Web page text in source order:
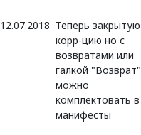
12.07.2018 Теперь закрытую
корр-цию но с
возвратами или
галкой "Возврат"
можно
комплектовать в
манифесты